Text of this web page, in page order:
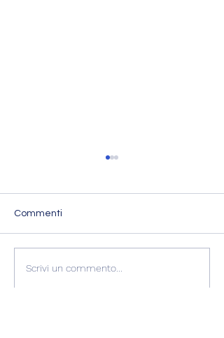
L'ESPERIENZA DI
Commenti
Scrivi un commento...